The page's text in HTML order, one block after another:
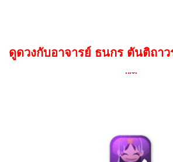
ดูดวงกับอาจารย์ ธนกร ตันติถาว